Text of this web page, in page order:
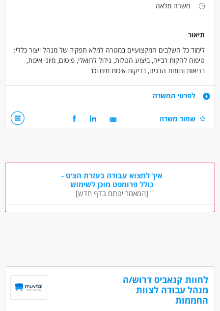
📍 מיקום: מושב שזור (ליד כרמיאל).
משרה מלאה
תיאור
לימוד כל השלבים המקצועיים במטרה למלא תפקיד של מנהל ייצור כללי:
טיפוח להקות רבייה, ביצוע הטלות, גידול לרוואלי, פיטום, מיוני איכות,
בריאות ורווחת הדגים, בדיקות איכות מים וכו'
דרישות
עדיפות לבוגר/ת מסלול אקדמאי בביולוגיה ימית
גישה לבע"ח
דרושים בתחום
חקלאות - טיפול בבעלי חיים
חקלאות - ניהול
מאפייני משרה
לפרטי המשרה
שמור משרה
איך למצוא עבודה בעזרת הצ׳ט -
כולל פרומפט מוכן לשימוש
[המאמר יפתח בדף חדש]
לחוות קנאביס דרוש/ה
מנהל עבודה לצוות
החממות